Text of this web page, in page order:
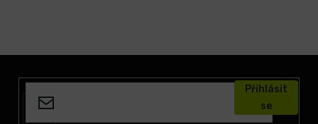
Přihlásit
se